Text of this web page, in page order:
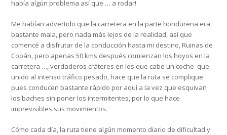
había algún problema así que … a rodar!
Me habían advertido que la carretera en la parte hondureña era
bastante mala, pero nada más lejos de la realidad, así que
comencé a disfrutar de la conducción hasta mi destino, Ruinas de
Copán, pero apenas 50 kms después comienzan los hoyos en la
carretera …, verdaderos cráteres en los que cabe un coche que
unido al intenso tráfico pesado, hace que la ruta se complique
pues conducen bastante rápido por aquí a la vez que esquivan
los baches sin poner los intermitentes, por lo que hace
imprevisibles sus movimientos.
Cómo cada día, la ruta tiene algún momento diario de dificultad y